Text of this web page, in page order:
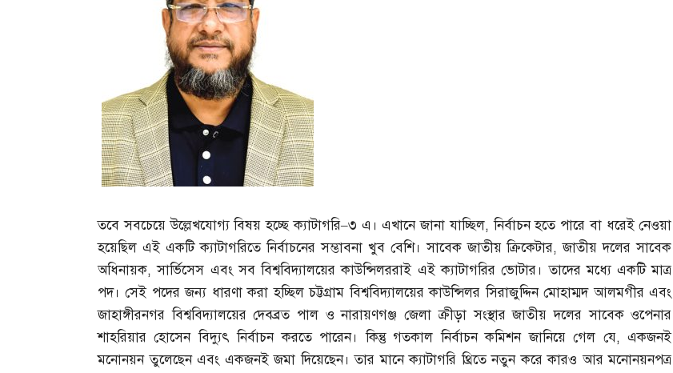
তবে সবচেয়ে উল্লেখযোগ্য বিষয় হচ্ছে ক্যাটাগরি–৩ এ। এখানে জানা যাচ্ছিল,নির্বাচন হতে পারে বা ধরেই নেওয়া
হয়েছিল এই একটি ক্যাটাগরিতে নির্বাচনের সম্ভাবনা খুব বেশি। সাবেক জাতীয় ক্রিকেটার,জাতীয় দলের সাবেক
অধিনায়ক,সার্ভিসেস এবং সব বিশ্ববিদ্যালয়ের কাউন্সিলররাই এই ক্যাটাগরির ভোটার। তাদের মধ্যে একটি মাত্র
পদ। সেই পদের জন্য ধারণা করা হচ্ছিল চট্টগ্রাম বিশ্ববিদ্যালয়ের কাউন্সিলর সিরাজুদ্দিন মোহাম্মদ আলমগীর এবং
জাহাঙ্গীরনগর বিশ্ববিদ্যালয়ের দেবব্রত পাল ও নারায়ণগঞ্জ জেলা ক্রীড়া সংস্থার জাতীয় দলের সাবেক ওপেনার
শাহরিয়ার হোসেন বিদ্যুৎ নির্বাচন করতে পারেন। কিন্তু গতকাল নির্বাচন কমিশন জানিয়ে গেল যে,একজনই
মনোনয়ন তুলেছেন এবং একজনই জমা দিয়েছেন। তার মানে ক্যাটাগরি থ্রিতে নতুন করে কারও আর মনোনয়নপত্র